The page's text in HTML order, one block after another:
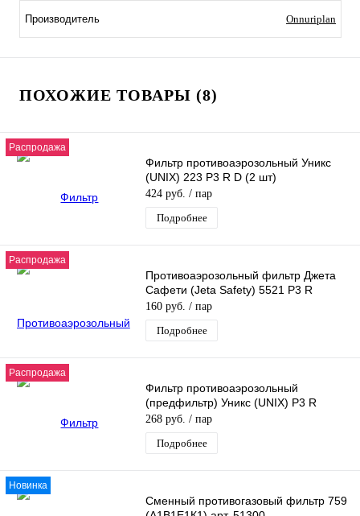
Производитель Onnuriplan
ПОХОЖИЕ ТОВАРЫ (8)
Распродажа
Фильтр противоаэрозольный Уникс
(UNIX) 223 P3 R D (2 шт)
424 руб. / пар
Подробнее
Распродажа
Противоаэрозольный фильтр Джета
Сафети (Jeta Safety) 5521 P3 R
160 руб. / пар
Подробнее
Распродажа
Фильтр противоаэрозольный
(предфильтр) Уникс (UNIX) P3 R
268 руб. / пар
Подробнее
Новинка
Сменный противогазовый фильтр 759